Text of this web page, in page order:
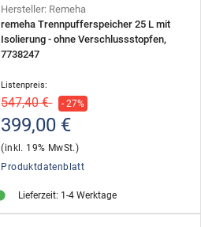
Hersteller: Remeha
remeha Trennpufferspeicher 25 L mit
Isolierung - ohne Verschlussstopfen,
7738247
Listenpreis:
547,40 € - 27%
399,00 €
(inkl. 19% MwSt.)
Produktdatenblatt
Lieferzeit: 1-4 Werktage